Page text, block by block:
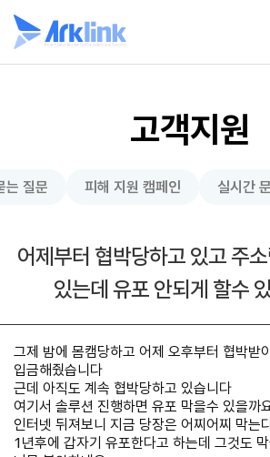
고객지원
는 질문 피해 지원 캠페인 실시간
어제부터 협박당하고 있고 주소
있는데 유포 안되게 할수
그제 밤에 몸캠당하고 어제 오후부터 협박받
입금해줬습니다
근데 아직도 계속 협박당하고 있습니다
여기서 솔루션 진행하면 유포 막을수 있을까
인터넷 뒤져보니 지금 당장은 어찌어찌 막는
1년후에 갑자기 유포한다고 하는데 그것도